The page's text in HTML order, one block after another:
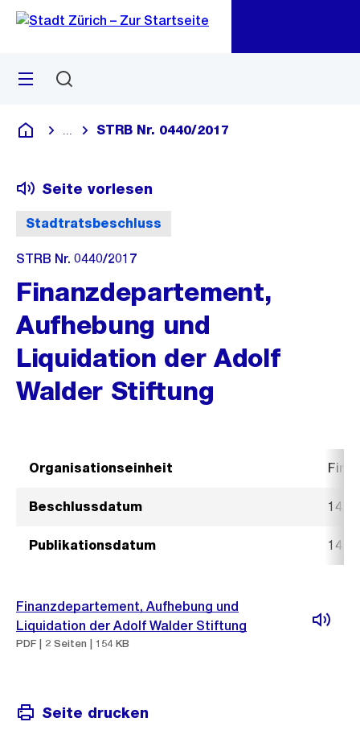
Navigation
Sprunglink
Menü
Deutsch
Blende alle Breadcrumbs ein
STRB Nr. 0440/2017
Stadtratsbeschluss
Seite vorlesen
STRB Nr. 0440/2017
Finanzdepartement,
Aufhebung und
Liquidation der Adolf
Walder Stiftung
Organisationseinheit
Beschlussdatum 14.
Publikationsdatum 14.
Finanzdepartement, Aufhebung und
Liquidation der Adolf Walder Stiftung
PDF | 2 Seiten | 154 KB
Seite drucken